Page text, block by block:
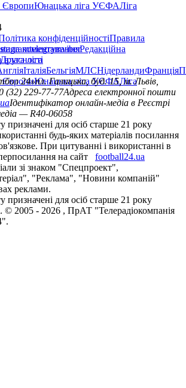
ЄвропиЮнацька ліга УЄФАЛіга
конфіденційностіПравила
коментуванняРедакційна
telegramviber
Друга ліга
ІталіяБельгіяМЛСНідерландиФранція
ЄвропиЮнацька ліга УЄФАЛіга
24»пл. Галицька, буд. 15, м. Львів,
(32) 229-77-77Адреса електронної пошти
Ідентифікатор онлайн-медіа в Реєстрі
— R40-06058
призначені для осіб старше 21 року
будь-яких матеріалів посилання
При цитуванні і використанні в
на сайт
football24.ua
зі знаком "Спецпроект",
"Реклама", "Новини компаній"
реклами.
призначені для осіб старше 21 року
© 2005 - 2026 , ПрАТ "Телерадіокомпанія